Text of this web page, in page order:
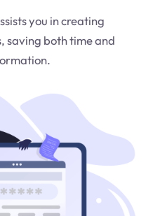
you in creating
saving both time and